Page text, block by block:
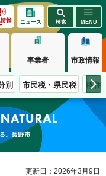
報 ニュース 検索 MENU
事業者 市政情報
別 市民税・県民税 移住
る。長野市
更新日：2026年3月9日